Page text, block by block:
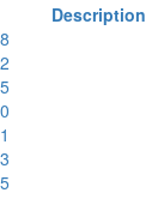
Description